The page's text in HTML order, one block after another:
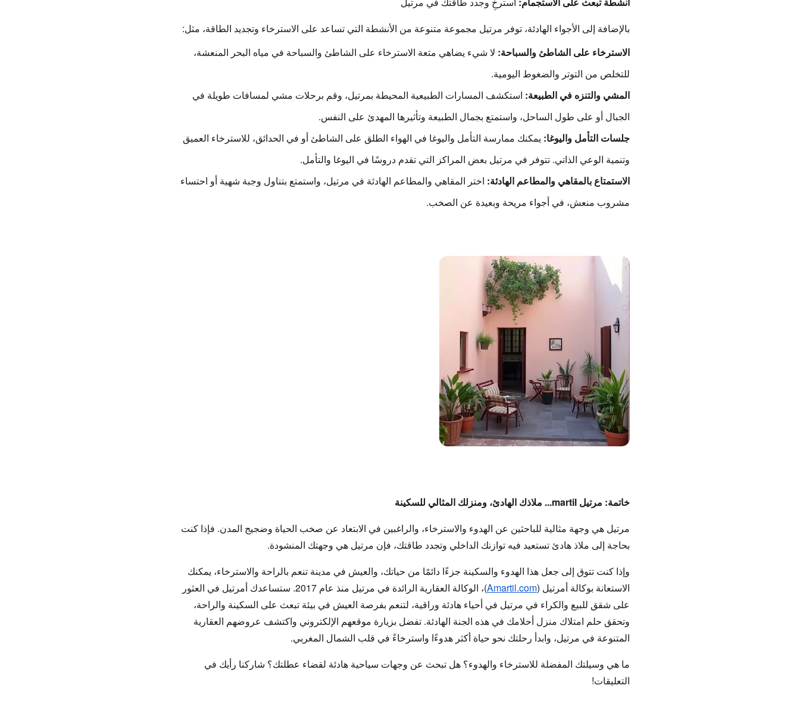
بالإضافة إلى الأجواء الهادئة، توفر مرتيل مجموعة متنوعة من الأنشطة التي تساعد على الاسترخاء وتجديد الطاقة، مثل:
الاسترخاء على الشاطئ والسباحة: لا شيء يضاهي متعة الاسترخاء على الشاطئ والسباحة في مياه البحر المنعشة،
للتخلص من التوتر والضغوط اليومية.
المشي والتنزه في الطبيعة: استكشف المسارات الطبيعية المحيطة بمرتيل، وقم برحلات مشي لمسافات طويلة في
الجبال أو على طول الساحل، واستمتع بجمال الطبيعة وتأثيرها المهدئ على النفس.
جلسات التأمل واليوغا: يمكنك ممارسة التأمل واليوغا في الهواء الطلق على الشاطئ أو في الحدائق، للاسترخاء العميق
وتنمية الوعي الذاتي. تتوفر في مرتيل بعض المراكز التي تقدم دروسًا في اليوغا والتأمل.
الاستمتاع بالمقاهي والمطاعم الهادئة: اختر المقاهي والمطاعم الهادئة في مرتيل، واستمتع بتناول وجبة شهية أو احتساء
مشروب منعش، في أجواء مريحة وبعيدة عن الصخب.
خاتمة: مرتيل martil... ملاذك الهادئ، ومنزلك المثالي للسكينة
مرتيل هي وجهة مثالية للباحثين عن الهدوء والاسترخاء، والراغبين في الابتعاد عن صخب الحياة وضجيج المدن. فإذا كنت
بحاجة إلى ملاذ هادئ تستعيد فيه توازنك الداخلي وتجدد طاقتك، فإن مرتيل هي وجهتك المنشودة.
وإذا كنت تتوق إلى جعل هذا الهدوء والسكينة جزءًا دائمًا من حياتك، والعيش في مدينة تنعم بالراحة والاسترخاء، يمكنك
الاستعانة بوكالة أمرتيل (
Amartil.com)، الوكالة العقارية الرائدة في مرتيل منذ عام 2017. ستساعدك أمرتيل في العثور
على شقق للبيع والكراء في مرتيل في أحياء هادئة وراقية، لتنعم بفرصة العيش في بيئة تبعث على السكينة والراحة،
وتحقق حلم امتلاك منزل أحلامك في هذه الجنة الهادئة. تفضل بزيارة موقعهم الإلكتروني واكتشف عروضهم العقارية
المتنوعة في مرتيل، وابدأ رحلتك نحو حياة أكثر هدوءًا واسترخاءً في قلب الشمال المغربي.
ما هي وسيلتك المفضلة للاسترخاء والهدوء؟ هل تبحث عن وجهات سياحية هادئة لقضاء عطلتك؟ شاركنا رأيك في
التعليقات!